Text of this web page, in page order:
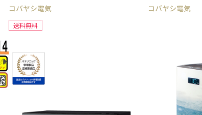
コバヤシ電気
送料無料
コバヤシ電気